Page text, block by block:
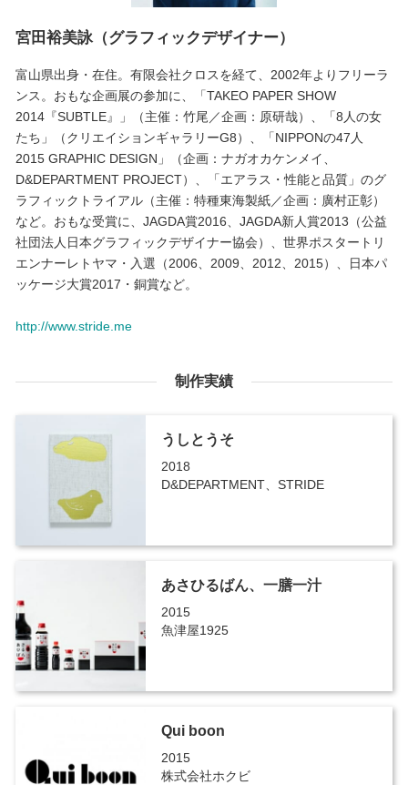
宮田裕美詠（グラフィックデザイナー）
富山県出身・在住。有限会社クロスを経て、2002年よりフリーラ
ンス。おもな企画展の参加に、「TAKEO PAPER SHOW
2014『SUBTLE』」（主催：竹尾／企画：原研哉）、「8人の女
たち」（クリエイションギャラリーG8）、「NIPPONの47人
2015 GRAPHIC DESIGN」（企画：ナガオカケンメイ、
D&DEPARTMENT PROJECT）、「エアラス・性能と品質」のグ
ラフィックトライアル（主催：特種東海製紙／企画：廣村正彰）
など。おもな受賞に、JAGDA賞2016、JAGDA新人賞2013（公益
社団法人日本グラフィックデザイナー協会）、世界ポスタートリ
エンナーレトヤマ・入選（2006、2009、2012、2015）、日本パ
ッケージ大賞2017・銅賞など。
http://www.stride.me
制作実績
うしとうそ
2018
D&DEPARTMENT、STRIDE
あさひるばん、一膳一汁
2015
魚津屋1925
Qui boon
2015
株式会社ホクビ